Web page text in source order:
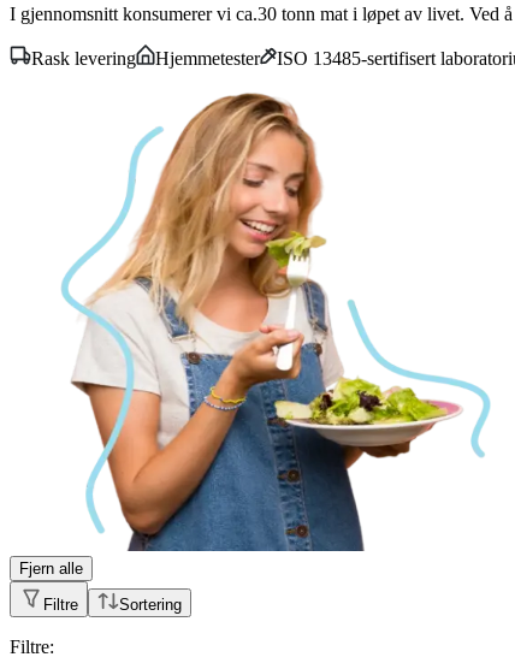
I gjennomsnitt konsumerer vi ca.30 tonn mat i løpet av livet. Ved
Rask levering Hjemmetester ISO 13485-sertifisert
Fjern alle
Filtre
Sortering
Filtre: